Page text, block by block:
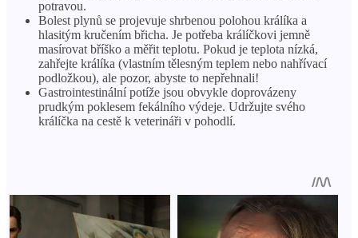
potravou.
Bolest plynů se projevuje shrbenou polohou králíka a
hlasitým kručením břicha. Je potřeba králíčkovi jemně
masírovat bříško a měřit teplotu. Pokud je teplota nízká,
zahřejte králíka (vlastním tělesným teplem nebo nahřívací
podložkou), ale pozor, abyste to nepřehnali!
Gastrointestinální potíže jsou obvykle doprovázeny
prudkým poklesem fekálního výdeje. Udržujte svého
králíčka na cestě k veterináři v pohodlí.